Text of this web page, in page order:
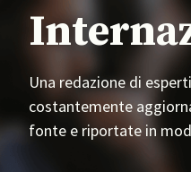
Una redazione di
costantemente
fonte e riportate in